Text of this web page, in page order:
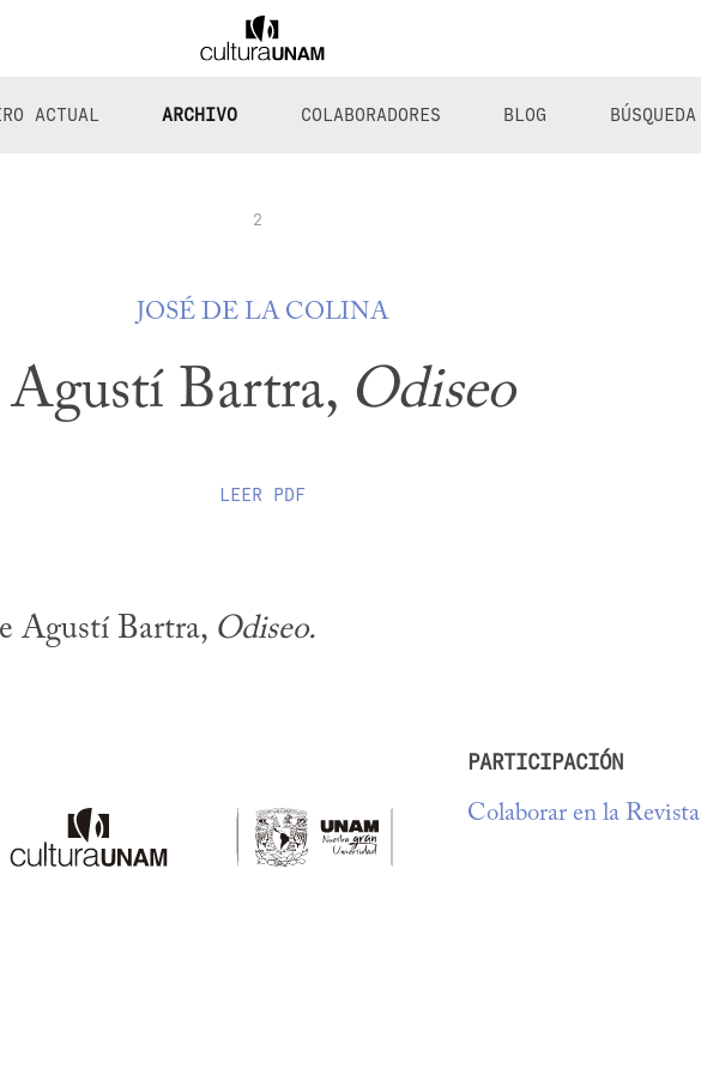
ACTUAL ARCHIVO COLABORADORES BLOG BÚSQUEDA
2
JOSÉ DE LA COLINA
Agustí Bartra, Odiseo
LEER PDF
Agustí Bartra, Odiseo.
PARTICIPACIÓN
Colaborar en la Revista